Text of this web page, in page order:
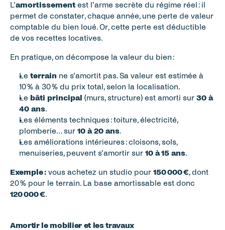
L’amortissement est l’arme secrète du régime réel : il
permet de constater, chaque année, une perte de valeur
comptable du bien loué. Or, cette perte est déductible
de vos recettes locatives.
En pratique, on décompose la valeur du bien :
Le terrain ne s’amortit pas. Sa valeur est estimée à
10 % à 30 % du prix total, selon la localisation.
Le bâti principal (murs, structure) est amorti sur 30 à
40 ans.
Les éléments techniques : toiture, électricité,
plomberie… sur 10 à 20 ans.
Les améliorations intérieures : cloisons, sols,
menuiseries, peuvent s’amortir sur 10 à 15 ans.
Exemple : vous achetez un studio pour 150 000 €, dont
120 000 €.
Amortir le mobilier et les travaux